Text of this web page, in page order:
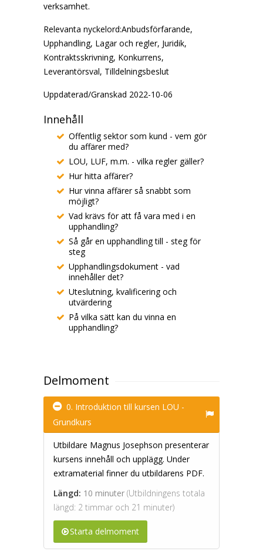
verksamhet.
Relevanta nyckelord:Anbudsförfarande,
Upphandling, Lagar och regler, Juridik,
Kontraktsskrivning, Konkurrens,
Leverantörsval, Tilldelningsbeslut
Uppdaterad/Granskad 2022-10-06
Innehåll
Offentlig sektor som kund - vem gör
du affärer med?
LOU, LUF, m.m. - vilka regler gäller?
Hur hitta affärer?
Hur vinna affärer så snabbt som
möjligt?
Vad krävs för att få vara med i en
upphandling?
Så går en upphandling till - steg för
steg
Upphandlingsdokument - vad
innehåller det?
Uteslutning, kvalificering och
utvärdering
På vilka sätt kan du vinna en
upphandling?
Delmoment
0. Introduktion till kursen LOU -
Grundkurs
Utbildare Magnus Josephson presenterar
kursens innehåll och upplägg. Under
extramaterial finner du utbildarens PDF.
Längd: 10 minuter (Utbildningens totala
längd: 2 timmar och 21 minuter)
Starta delmoment